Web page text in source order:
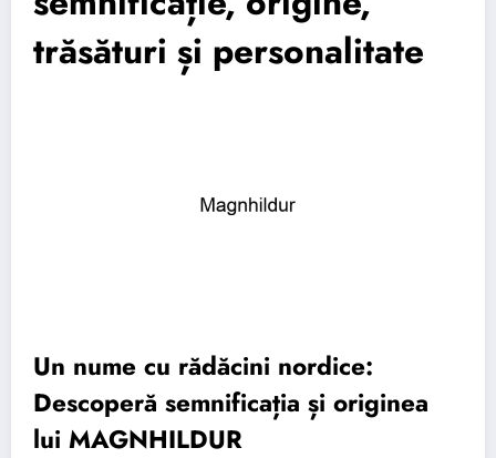
trăsături și personalitate
Un nume cu rădăcini nordice:
Descoperă semnificația și originea
lui MAGNHILDUR